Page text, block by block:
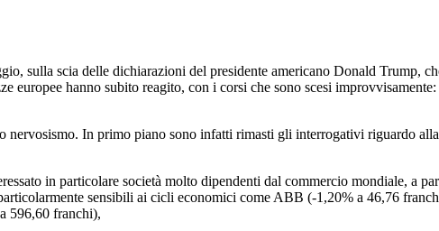
sulla scia delle dichiarazioni del presidente americano Donald Trump,
hanno subito reagito, con i corsi che sono scesi
In primo piano sono infatti rimasti gli interrogativi riguardo
in particolare società molto dipendenti dal commercio mondiale, a
sensibili ai cicli economici come ABB (-1,20% a 46,76
596,60 franchi),